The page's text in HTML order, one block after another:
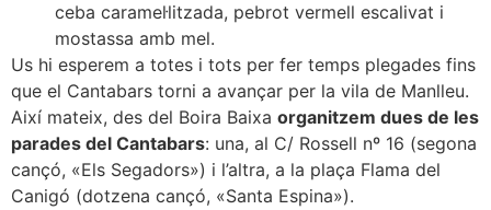
ceba caramel·litzada, pebrot vermell escalivat i
mostassa amb mel.
Us hi esperem a totes i tots per fer temps plegades fins
que el Cantabars torni a avançar per la vila de Manlleu.
Així mateix, des del Boira Baixa organitzem dues de les
parades del Cantabars: una, al C/ Rossell nº 16 (segona
cançó, «Els Segadors») i l’altra, a la plaça Flama del
Canigó (dotzena cançó, «Santa Espina»).